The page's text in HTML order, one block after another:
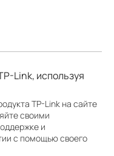
Link, используя
TP-Link на сайте
своими
и
с помощью своего